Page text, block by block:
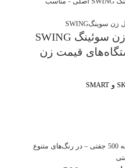
نمد دستگاه قیمت زن سوئینگ SWING
قیمت زن